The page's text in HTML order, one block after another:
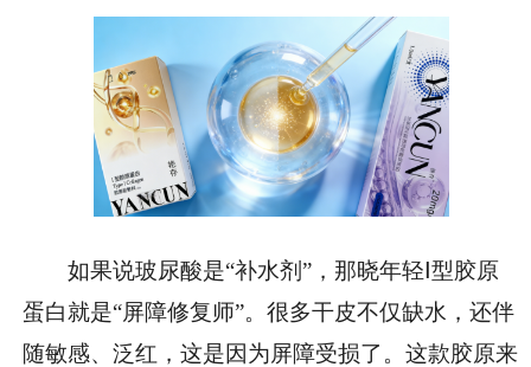
如果说玻尿酸是“补水剂”，那晓年轻Ⅰ型胶原
蛋白就是“屏障修复师”。很多干皮不仅缺水，还伴
随敏感、泛红，这是因为屏障受损了。这款胶原来